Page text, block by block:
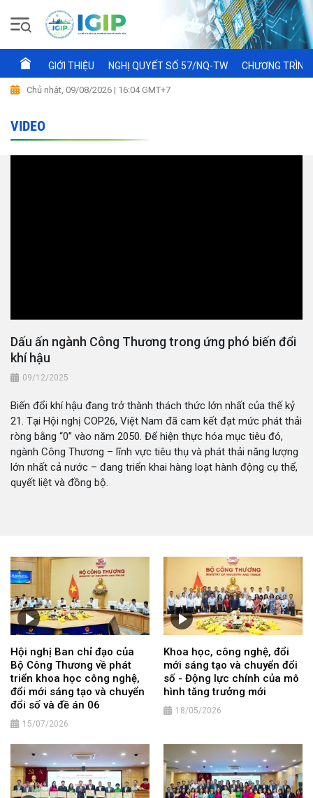
GIỚI THIỆU NGHỊ QUYẾT SỐ 57/NQ-TW CHƯƠNG
Chủ nhật, 09/08/2026 | 16:04 GMT+7
VIDEO
Dấu ấn ngành Công Thương trong ứng phó biến đổi
khí hậu
09/12/2025
Biến đổi khí hậu đang trở thành thách thức lớn nhất của thế kỷ
21. Tại Hội nghị COP26, Việt Nam đã cam kết đạt mức phát thải
ròng bằng “0” vào năm 2050. Để hiện thực hóa mục tiêu đó,
ngành Công Thương – lĩnh vực tiêu thụ và phát thải năng lượng
lớn nhất cả nước – đang triển khai hàng loạt hành động cụ thể,
quyết liệt và đồng bộ.
Hội nghị Ban chỉ đạo của
Bộ Công Thương về phát
triển khoa học công nghệ,
đổi mới sáng tạo và chuyển
đổi số và đề án 06
15/07/2026
Khoa học, công nghệ, đổi
mới sáng tạo và chuyển đổi
số - Động lực chính của mô
hình tăng trưởng mới
18/05/2026